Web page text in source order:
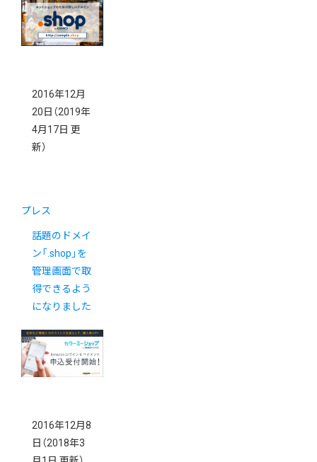
2016年12月
20日 （2019年
4月17日 更
新）
プレス
話題のドメイ
ン「.shop」を
管理画面で取
得できるよう
になりました
2016年12月8
日 （2018年3